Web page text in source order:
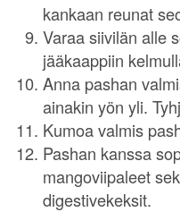
kankaan reunat
Varaa siivilän alle
jääkaappiin
Anna pashan
ainakin yön yli.
Kumoa valmis
Pashan kanssa
mangoviipaleet
digestivekeksit.